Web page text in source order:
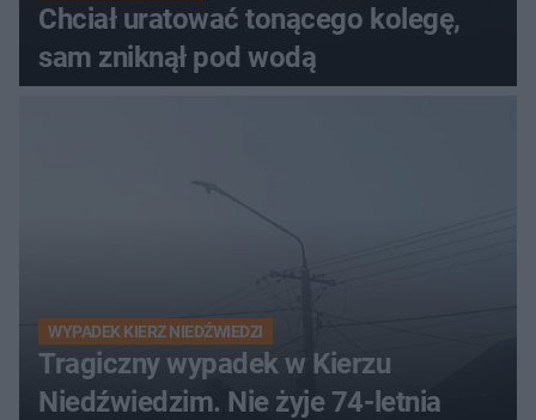
Chciał uratować tonącego kolegę,
sam zniknął pod wodą
WYPADEK KIERZ NIEDŹWIEDZI
Tragiczny wypadek w Kierzu
Niedźwiedzim. Nie żyje 74-letnia